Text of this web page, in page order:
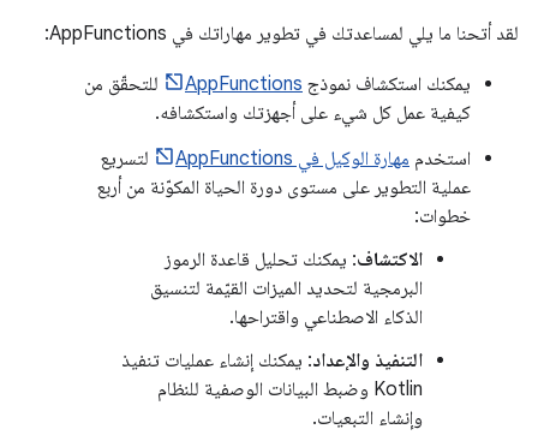
لقد أتحنا ما يلي لمساعدتك في تطوير مهاراتك في AppFunctions:
يمكنك استكشاف نموذج AppFunctions
للتحقّق من
كيفية عمل كل شيء على أجهزتك واستكشافه.
استخدم مهارة الوكيل في AppFunctions
لتسريع
عملية التطوير على مستوى دورة الحياة المكوّنة من أربع
خطوات:
الاكتشاف: يمكنك تحليل قاعدة الرموز
البرمجية لتحديد الميزات القيّمة لتنسيق
الذكاء الاصطناعي واقتراحها.
التنفيذ والإعداد: يمكنك إنشاء عمليات تنفيذ
Kotlin وضبط البيانات الوصفية للنظام
وإنشاء التبعيات.